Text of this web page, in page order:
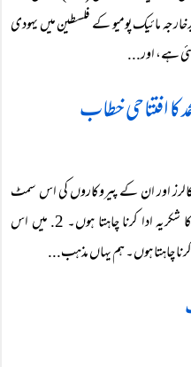
مائیک پومیو کے فلسطین میں یہودی
ہے، اور...
کا افتتاحی خطاب
اور ان کے پیروکاروں کی اس سمٹ
میٹنگ میں آپ کی موجودگی کے لیے آپ کا شکریہ ادا کرنا چاہتا ہوں۔ 2. میں اس
چاہتا ہوں۔ ہم یہاں مذہب...